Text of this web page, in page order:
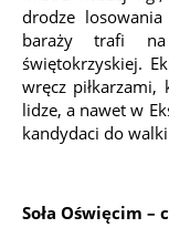
drodze
baraży trafi
świętokrzyskiej.
wręcz
lidze, a nawet w
kandydaci do
Soła Oświęcim –